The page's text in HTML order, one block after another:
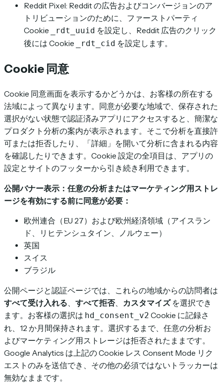
Reddit Pixel: Reddit の広告およびコンバージョンのア
トリビューションのために、ファーストパーティ
Cookie
_rdt_uuid を設定し、Reddit 広告のクリック
後には Cookie
_rdt_cid を設定します。
Cookie 同意
Cookie 同意画面を表示するかどうかは、お客様の所在する
法域によって異なります。同意が必要な地域で、保存された
選択がない状態で認証済みアプリにアクセスすると、簡潔な
プロダクト分析の案内が表示されます。そこで分析を直接許
可または拒否したり、「詳細」を開いて分析に含まれる内容
を確認したりできます。Cookie 設定の全項目は、アプリの
設定とサイトのフッターから引き続き利用できます。
公開バナー表示：任意の分析またはマーケティング用ストレ
ージを有効にする前に同意が必要：
欧州連合（EU 27）および欧州経済領域（アイスラン
ド、リヒテンシュタイン、ノルウェー）
英国
スイス
ブラジル
公開ページと認証ページでは、これらの地域からの訪問者は
すべて受け入れる、 すべて拒否、 カスタマイズを選択でき
ます。お客様の選択は hd_consent_v2 Cookie に記録さ
れ、12 か月間保持されます。選択するまで、任意の分析お
よびマーケティング用ストレージは拒否されたままです。
Google Analytics は上記の Cookie レス Consent Mode リク
エストのみを送信でき、その他の必須ではないトラッカーは
無効なままです。